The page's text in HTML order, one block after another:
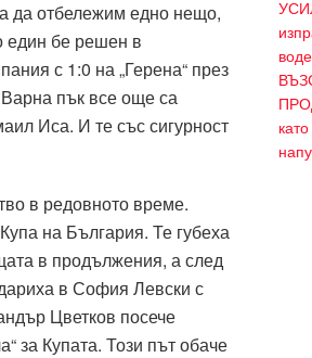
да отбележим едно нещо,
един бе решен в
с 1:0 на „Герена“ през
пък все още са
Иса. И те със сигурност
в редовното време.
на България. Те губеха
в продължения, а след
в София Левски с
Цветков посече
за Купата. Този път обаче